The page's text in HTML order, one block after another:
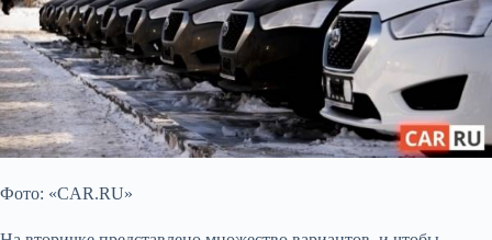
Фото: «CAR.RU»